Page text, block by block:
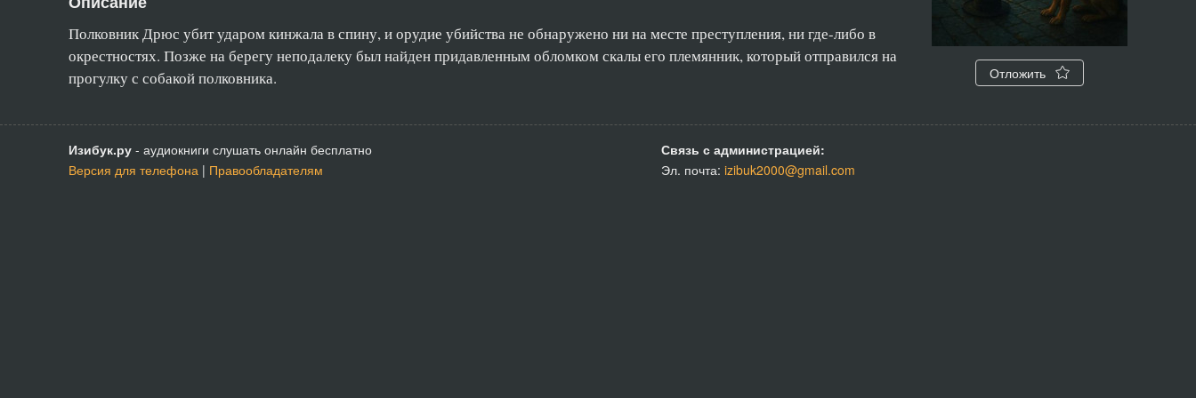
Отложить
Полковник Дрюс убит ударом кинжала в спину, и орудие убийства не обнаружено ни на месте преступления, ни где-либо в
окрестностях. Позже на берегу неподалеку был найден придавленным обломком скалы его племянник, который отправился на
прогулку с собакой полковника.
Изибук.ру - аудиокниги слушать онлайн бесплатно
Версия для телефона | Правообладателям
Связь с администрацией:
Эл. почта: izibuk2000@gmail.com